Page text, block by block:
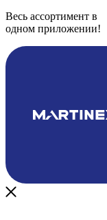
Весь ассортимент в
одном приложении!